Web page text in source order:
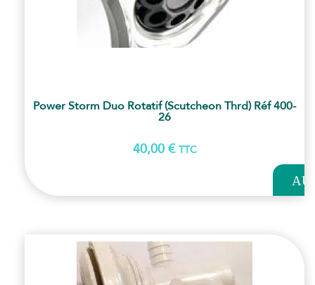
Power Storm Duo Rotatif (scutcheon Thrd) Réf 400-
26
40,00 € TTC
AU